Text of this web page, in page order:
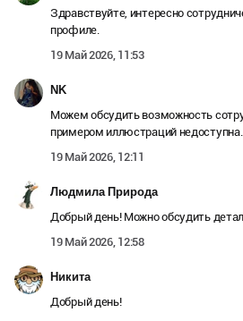
Здравствуйте, интересно
профиле.
19 Май 2026, 11:53
NK
Можем обсудить возможность
примером иллюстраций недоступна.
19 Май 2026, 12:11
Людмила Природа
Добрый день! Можно обсудить
19 Май 2026, 12:58
Никита
Добрый день!